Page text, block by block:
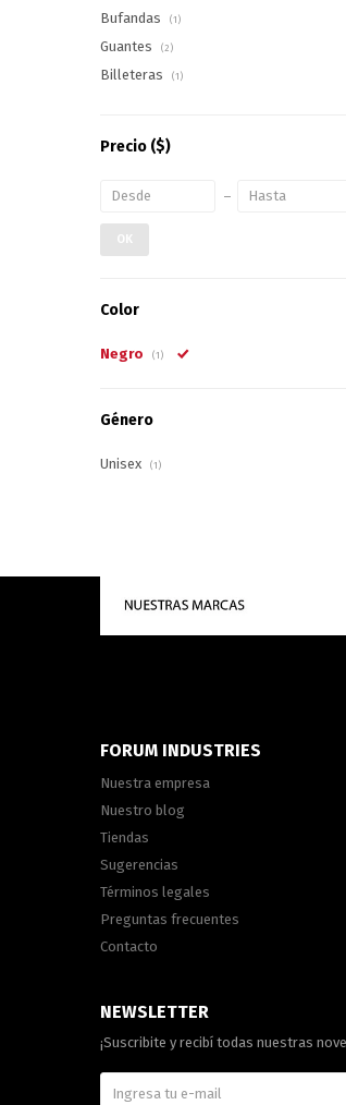
Bufandas (1)
Guantes (2)
Billeteras (1)
Precio ($)
OK
Color
Negro (1)
Género
Unisex (1)
FORUM INDUSTRIES
Nuestra empresa
Nuestro blog
Tiendas
Sugerencias
Términos legales
Preguntas frecuentes
Contacto
NEWSLETTER
¡Suscribite y recibí todas nuestras